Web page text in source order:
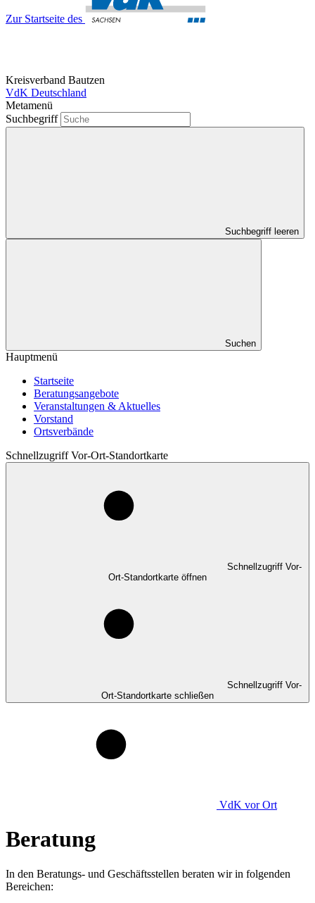
Zur Startseite des
Kreisverband Bautzen
VdK Deutschland
Metamenü
Suchbegriff
Suchbegriff leeren
Suchen
Hauptmenü
Startseite
Beratungsangebote
Veranstaltungen & Aktuelles
Vorstand
Ortsverbände
Schnellzugriff Vor-Ort-Standortkarte
Schnellzugriff Vor-
Ort-Standortkarte öffnen
Schnellzugriff Vor-
Ort-Standortkarte schließen
VdK vor Ort
Beratung
In den Beratungs- und Geschäftsstellen beraten wir in folgenden
Bereichen: